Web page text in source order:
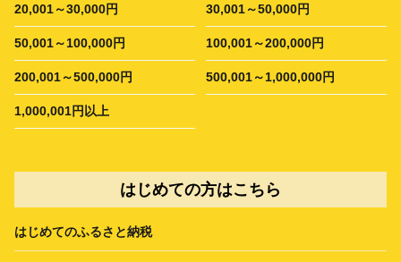
20,001～30,000円 30,001～50,000円
50,001～100,000円 100,001～200,000円
200,001～500,000円 500,001～1,000,000円
1,000,001円以上
はじめての方はこちら
はじめてのふるさと納税